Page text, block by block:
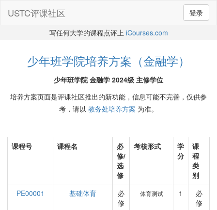
登录
USTC评课社区
写任何大学的课程点评上 iCourses.com
少年班学院培养方案（金融学）
少年班学院 金融学 2024级 主修学位
培养方案页面是评课社区推出的新功能，信息可能不完善，仅供参
考，请以 教务处培养方案 为准。
课程号 课程名
必
修/
选
修
考核形式
学
分
课
程
类
别
PE00001
基础体育
必
修
体育测试 1
必
修